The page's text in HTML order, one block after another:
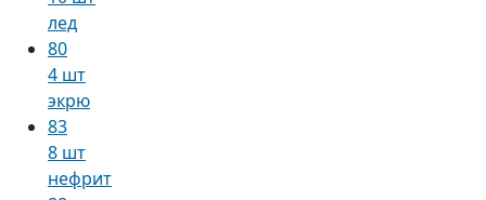
лед
80
4 шт
экрю
83
8 шт
нефрит